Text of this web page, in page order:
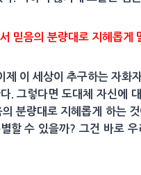
믿음의 분량대로 지혜롭게
제 이 세상이 추구하는 자화
. 그렇다면 도대체 자신에
분량대로 지혜롭게 하는 것
할 수 있을까? 그건 바로 우